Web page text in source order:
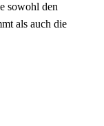
sowohl den
als auch die